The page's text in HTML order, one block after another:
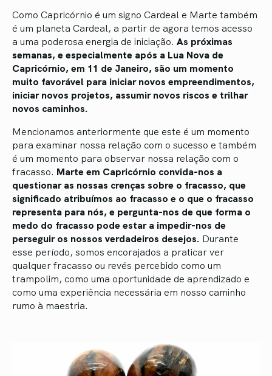
Como Capricórnio é um signo Cardeal e Marte também
é um planeta Cardeal, a partir de agora temos acesso
a uma poderosa energia de iniciação. As próximas
semanas, e especialmente após a Lua Nova de
Capricórnio, em 11 de Janeiro, são um momento
muito favorável para iniciar novos empreendimentos,
iniciar novos projetos, assumir novos riscos e trilhar
novos caminhos.
Mencionamos anteriormente que este é um momento
para examinar nossa relação com o sucesso e também
é um momento para observar nossa relação com o
fracasso. Marte em Capricórnio convida-nos a
questionar as nossas crenças sobre o fracasso, que
significado atribuímos ao fracasso e o que o fracasso
representa para nós, e pergunta-nos de que forma o
medo do fracasso pode estar a impedir-nos de
perseguir os nossos verdadeiros desejos. Durante
esse período, somos encorajados a praticar ver
qualquer fracasso ou revés percebido como um
trampolim, como uma oportunidade de aprendizado e
como uma experiência necessária em nosso caminho
rumo à maestria.